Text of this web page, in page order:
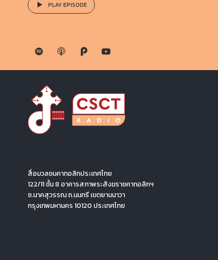
PLAY EPISODE
สื่อมวลชนคาทอลิกประเทศไทย
122/11 ชั้น 8 อาคารสภาพระสังฆราชคาทอลิกฯ
ซ.นาคสุวรรณ ถ.นนทรี เขตยานนาวา
กรุงเทพมหานคร 10120 ประเทศไทย